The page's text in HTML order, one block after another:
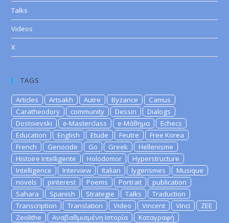
Talks
Videos
X
TAGS
Articles Artsakh Autre Byzance
Camus
Caratheodory
community Dessin
Dialogs
Dostoievski
e-Masterclass e-Μάθημα
Echecs
Education
English Etude Feutre
Free Korea
French
Genocide Go Greek
Hellenisme
Histoire Intelligente
Holodomor
Hyperstructure
Intelligence
Interview Italian lygerismes
Musique
novels
pinterest Poems Portrait
publication
Sahara
Spanish Strategie Talks
Traduction
Transcription
Translation Video Vincent Vinci
ZEE
Zeolithe
Αναβαθμισμένη Ιστορία Καταγραφή